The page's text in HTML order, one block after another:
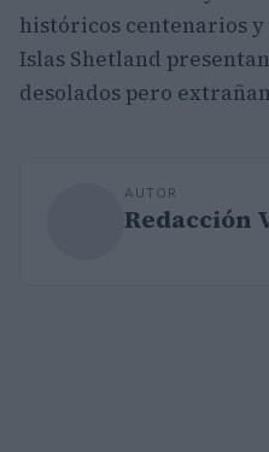
históricos centenarios
Islas Shetland
desolados pero
AUTOR
Redacción